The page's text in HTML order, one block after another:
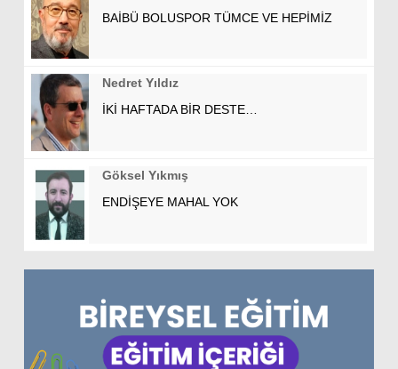
BAİBÜ BOLUSPOR TÜMCE VE HEPİMİZ
Nedret Yıldız
İKİ HAFTADA BİR DESTE…
Göksel Yıkmış
ENDİŞEYE MAHAL YOK